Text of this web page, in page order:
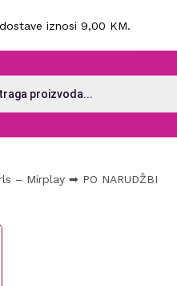
iznosi 9,00 KM.
– Mirplay ➡ PO NARUDŽBI